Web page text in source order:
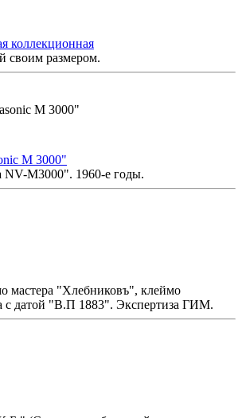
коллекционная
своим размером.
M 3000"
NV-M3000". 1960-е годы.
мастера "Хлебниковъ", клеймо
с датой "В.П 1883". Экспертиза ГИМ.